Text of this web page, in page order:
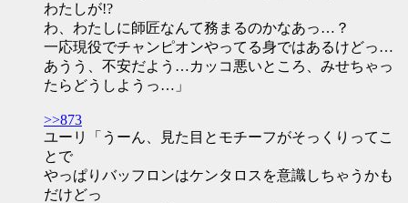
わたしが!?
わ、わたしに師匠なんて務まるのかなあっ…？
一応現役でチャンピオンやってる身ではあるけどっ…
あうう、不安だよう…カッコ悪いところ、みせちゃっ
たらどうしようっ…」
>>873
ユーリ「うーん、見た目とモチーフがそっくりってこ
とで
やっぱりバッフロンはケンタロスを意識しちゃうかも
だけどっ